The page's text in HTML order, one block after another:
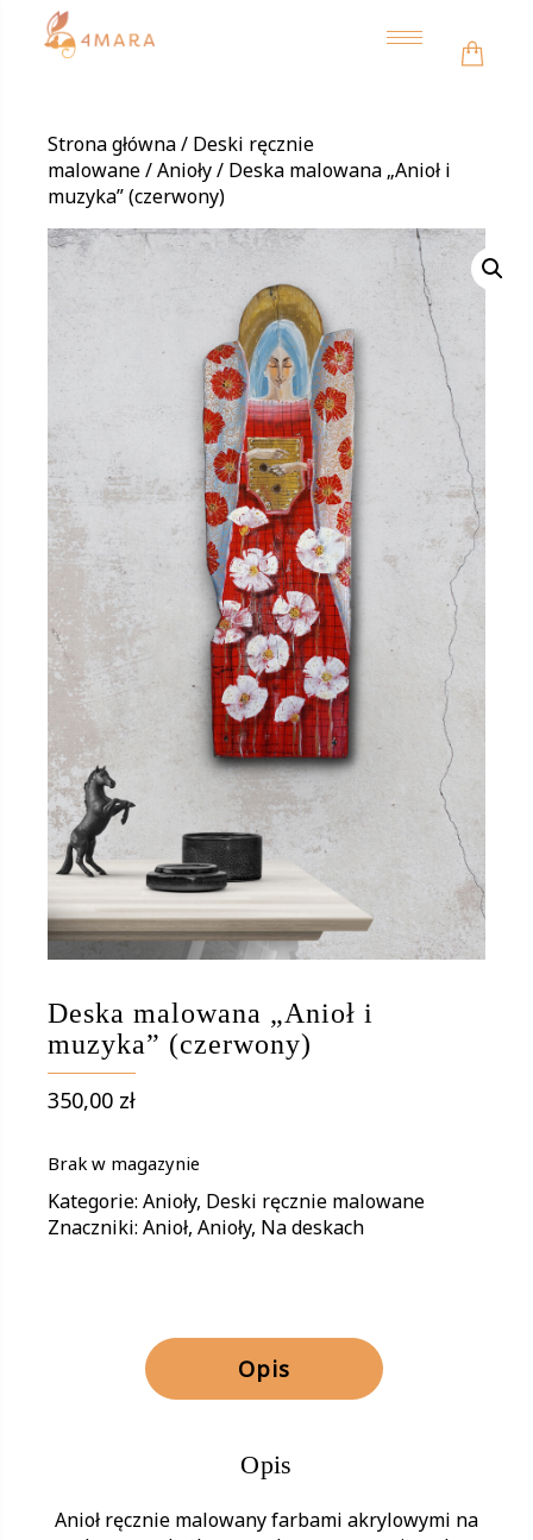
Toggle
navigation
Strona główna/ Deski ręcznie
malowane/Anioły/ Deska malowana „Anioł i
muzyka” (czerwony)
Deska malowana „Anioł i
muzyka” (czerwony)
350,00 zł
Brak w magazynie
Kategorie:Anioły, Deski ręcznie malowane
Znaczniki:Anioł,Anioły, Na deskach
Opis
Opis
Anioł ręcznie malowany farbami akrylowymi na